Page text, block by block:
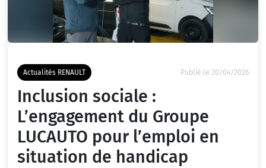
Actualités RENAULT Publié le 20/04/2026
Inclusion sociale :
L’engagement du Groupe
LUCAUTO pour l’emploi en
situation de handicap